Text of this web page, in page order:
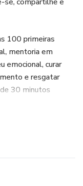
100 primeiras
mentoria em
emocional, curar
e resgatar
30 minutos
acumule Moedas